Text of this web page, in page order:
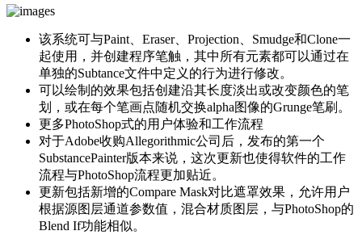
该系统可与Paint、Eraser、Projection、Smudge和Clone一
起使用，并创建程序笔触，其中所有元素都可以通过在
单独的Subtance文件中定义的行为进行修改。
可以绘制的效果包括创建沿其长度淡出或改变颜色的笔
划，或在每个笔画点随机交换alpha图像的Grunge笔刷。
更多PhotoShop式的用户体验和工作流程
对于Adobe收购Allegorithmic公司后，发布的第一个
SubstancePainter版本来说，这次更新也使得软件的工作
流程与PhotoShop流程更加贴近。
更新包括新增的Compare Mask对比遮罩效果，允许用户
根据源图层通道参数值，混合材质图层，与PhotoShop的
Blend If功能相似。